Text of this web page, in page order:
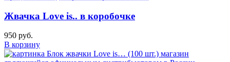
Жвачка Love is.. в коробочке
950 руб.
В корзину